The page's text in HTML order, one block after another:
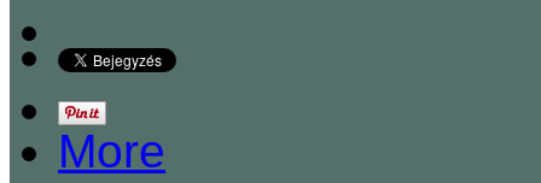
More